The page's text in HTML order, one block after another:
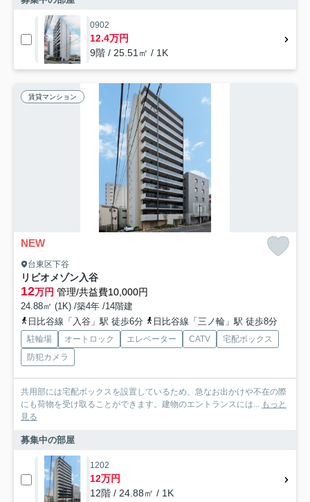
0902
12.4万円
9階 / 25.51㎡ / 1K
賃貸マンション
NEW
台東区下谷
リビオメゾン入谷
12万円 管理/共益費10,000円
24.88㎡ (1K) /築4年 /14階建
日比谷線「入谷」駅 徒歩6分
日比谷線「三ノ輪」駅 徒歩8分
駐輪場 オートロック エレベーター CATV
宅配ボックス
防犯カメラ
共用部には宅配ボックスを設置しているため、急なお出かけや不在の際
にも荷物を受け取ることができます。建物のエントランスには... もっと
見る
募集中の部屋
1202
12万円
12階 / 24.88㎡ / 1K